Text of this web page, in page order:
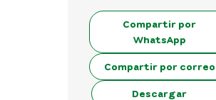
Compartir por
WhatsApp
Compartir por correo
Descargar